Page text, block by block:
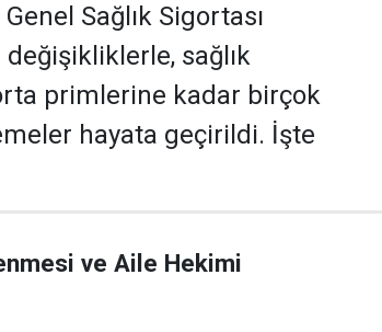
Sağlık Sigortası
değişikliklerle, sağlık
primlerine kadar birçok
hayata geçirildi. İşte
ve Aile Hekimi